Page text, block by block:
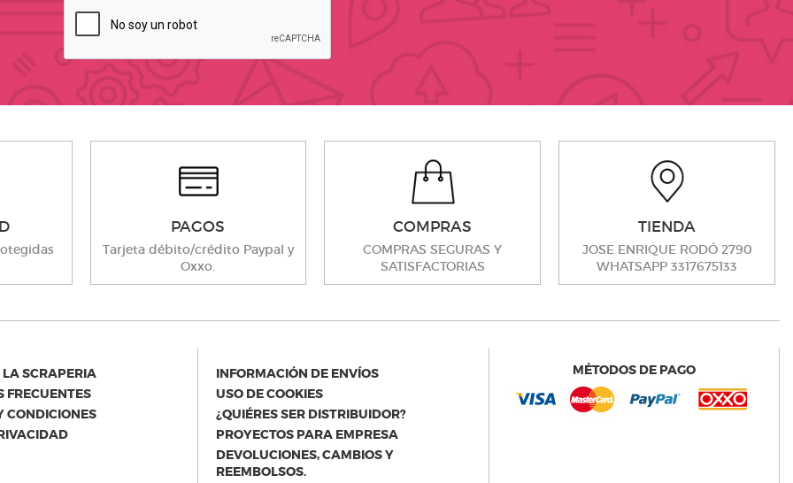
PAGOS
Tarjeta débito/crédito Paypal y
Oxxo.
COMPRAS
COMPRAS SEGURAS Y
SATISFACTORIAS
TIENDA
JOSE ENRIQUE RODÓ 2790
WHATSAPP 3317675133
SCRAPERIA
FRECUENTES
CONDICIONES
INFORMACIÓN DE ENVÍOS
USO DE COOKIES
¿QUIÉRES SER DISTRIBUIDOR?
PROYECTOS PARA EMPRESA
DEVOLUCIONES, CAMBIOS Y
REEMBOLSOS.
MÉTODOS DE PAGO